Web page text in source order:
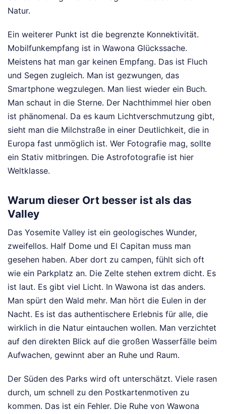
Natur.
Ein weiterer Punkt ist die begrenzte Konnektivität.
Mobilfunkempfang ist in Wawona Glückssache.
Meistens hat man gar keinen Empfang. Das ist Fluch
und Segen zugleich. Man ist gezwungen, das
Smartphone wegzulegen. Man liest wieder ein Buch.
Man schaut in die Sterne. Der Nachthimmel hier oben
ist phänomenal. Da es kaum Lichtverschmutzung gibt,
sieht man die Milchstraße in einer Deutlichkeit, die in
Europa fast unmöglich ist. Wer Fotografie mag, sollte
ein Stativ mitbringen. Die Astrofotografie ist hier
Weltklasse.
Warum dieser Ort besser ist als das
Valley
Das Yosemite Valley ist ein geologisches Wunder,
zweifellos. Half Dome und El Capitan muss man
gesehen haben. Aber dort zu campen, fühlt sich oft
wie ein Parkplatz an. Die Zelte stehen extrem dicht. Es
ist laut. Es gibt viel Licht. In Wawona ist das anders.
Man spürt den Wald mehr. Man hört die Eulen in der
Nacht. Es ist das authentischere Erlebnis für alle, die
wirklich in die Natur eintauchen wollen. Man verzichtet
auf den direkten Blick auf die großen Wasserfälle beim
Aufwachen, gewinnt aber an Ruhe und Raum.
Der Süden des Parks wird oft unterschätzt. Viele rasen
durch, um schnell zu den Postkartenmotiven zu
kommen. Das ist ein Fehler. Die Ruhe von Wawona